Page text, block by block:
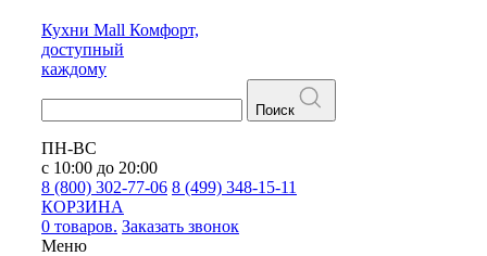
Кухни Mall Комфорт,
доступный
каждому
Поиск
ПН-ВС
с 10:00 до 20:00
8 (800) 302-77-06 8 (499) 348-15-11
КОРЗИНА
0 товаров. Заказать звонок
Меню